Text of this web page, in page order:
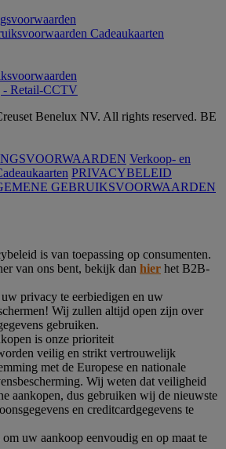
Cadeaukaarten
- Retail-CCTV
Benelux NV. All rights reserved. BE
Verkoop- en
PRIVACYBELEID
GEBRUIKSVOORWAARDEN
is van toepassing op consumenten.
van ons bent, bekijk dan hier het B2B-
privacy te eerbiedigen en uw
Wij zullen altijd open zijn over
gebruiken.
is onze prioriteit
veilig en strikt vertrouwelijk
met de Europese en nationale
Wij weten dat veiligheid
aankopen, dus gebruiken wij de nieuwste
en creditcardgegevens te
uw aankoop eenvoudig en op maat te